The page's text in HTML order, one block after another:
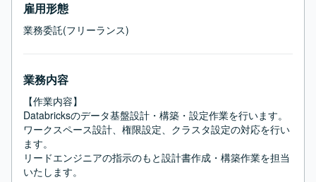
雇用形態
業務委託(フリーランス)
業務内容
【作業内容】
Databricksのデータ基盤設計・構築・設定作業を行います。
ワークスペース設計、権限設定、クラスタ設定の対応を行い
ます。
リードエンジニアの指示のもと設計書作成・構築作業を担当
いたします。